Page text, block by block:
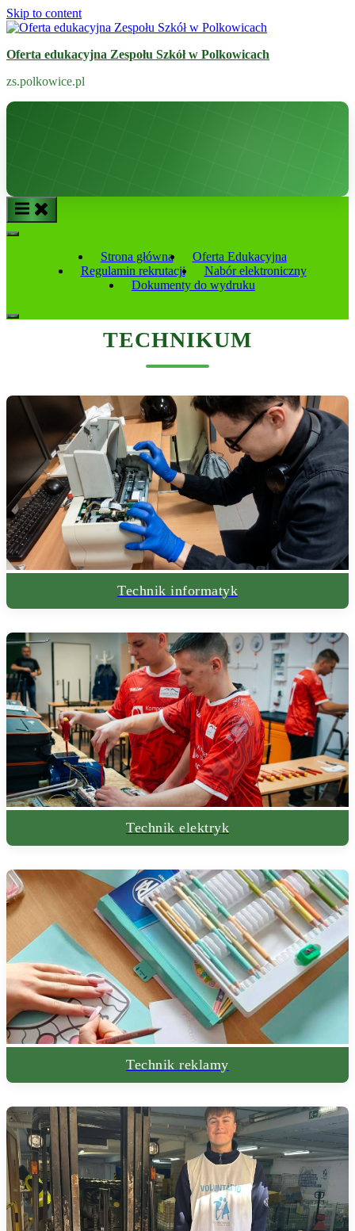
Skip to content
Oferta edukacyjna Zespołu Szkół w Polkowicach
zs.polkowice.pl
Strona główna
Oferta Edukacyjna
Regulamin rekrutacji
Nabór elektroniczny
Dokumenty do wydruku
TECHNIKUM
Technik informatyk
Technik elektryk
Technik reklamy